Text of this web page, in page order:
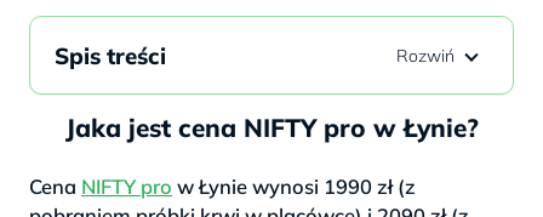
Spis treści
Jaka jest cena NIFTY pro w Łynie?
Cena NIFTY pro w Łynie wynosi 1990 zł (z